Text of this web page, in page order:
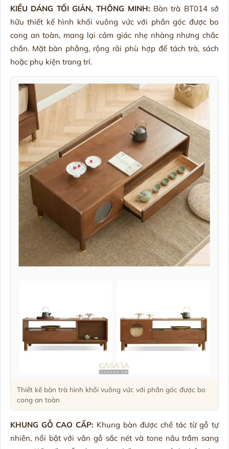
KIỂU DÁNG TỐI GIẢN, THÔNG MINH: Bàn trà BT014 sở
hữu thiết kế hình khối vuông vức với phần góc được bo
cong an toàn, mang lại cảm giác nhẹ nhàng nhưng chắc
chắn. Mặt bàn phẳng, rộng rãi phù hợp để tách trà, sách
hoặc phụ kiện trang trí.
Thiết kế bàn trà hình khối vuông vức với phần góc được bo
cong an toàn
KHUNG GỖ CAO CẤP: Khung bàn được chế tác từ gỗ tự
nhiên, nổi bật với vân gỗ sắc nét và tone nâu trầm sang